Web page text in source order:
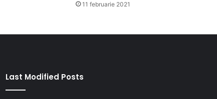
11 februarie 2021
Last Modified Posts